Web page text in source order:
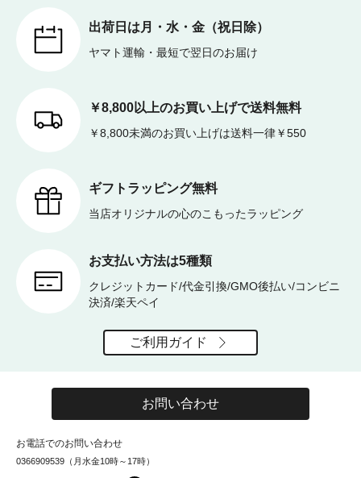
出荷日は月・水・金（祝日除）
ヤマト運輸・最短で翌日のお届け
￥8,800以上のお買い上げで送料無料
￥8,800未満のお買い上げは送料一律￥550
ギフトラッピング無料
当店オリジナルの心のこもったラッピング
お支払い方法は5種類
クレジットカード/代金引換/GMO後払い/コンビニ
決済/楽天ペイ
ご利用ガイド
お問い合わせ
お電話でのお問い合わせ
0366909539（月水金10時～17時）